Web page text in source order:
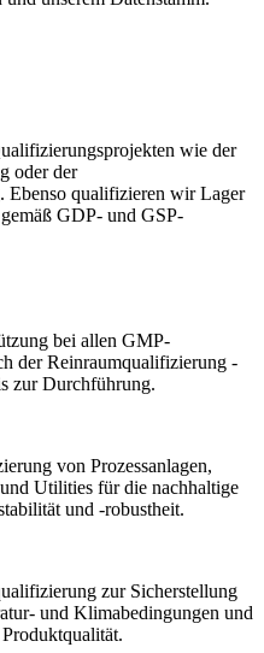
wie der
oder der
Ebenso qualifizieren wir Lager
GDP- und GSP-
bei allen GMP-
der Reinraumqualifizierung -
zur Durchführung.
von Prozessanlagen,
Utilities für die nachhaltige
und -robustheit.
zur Sicherstellung
und Klimabedingungen und